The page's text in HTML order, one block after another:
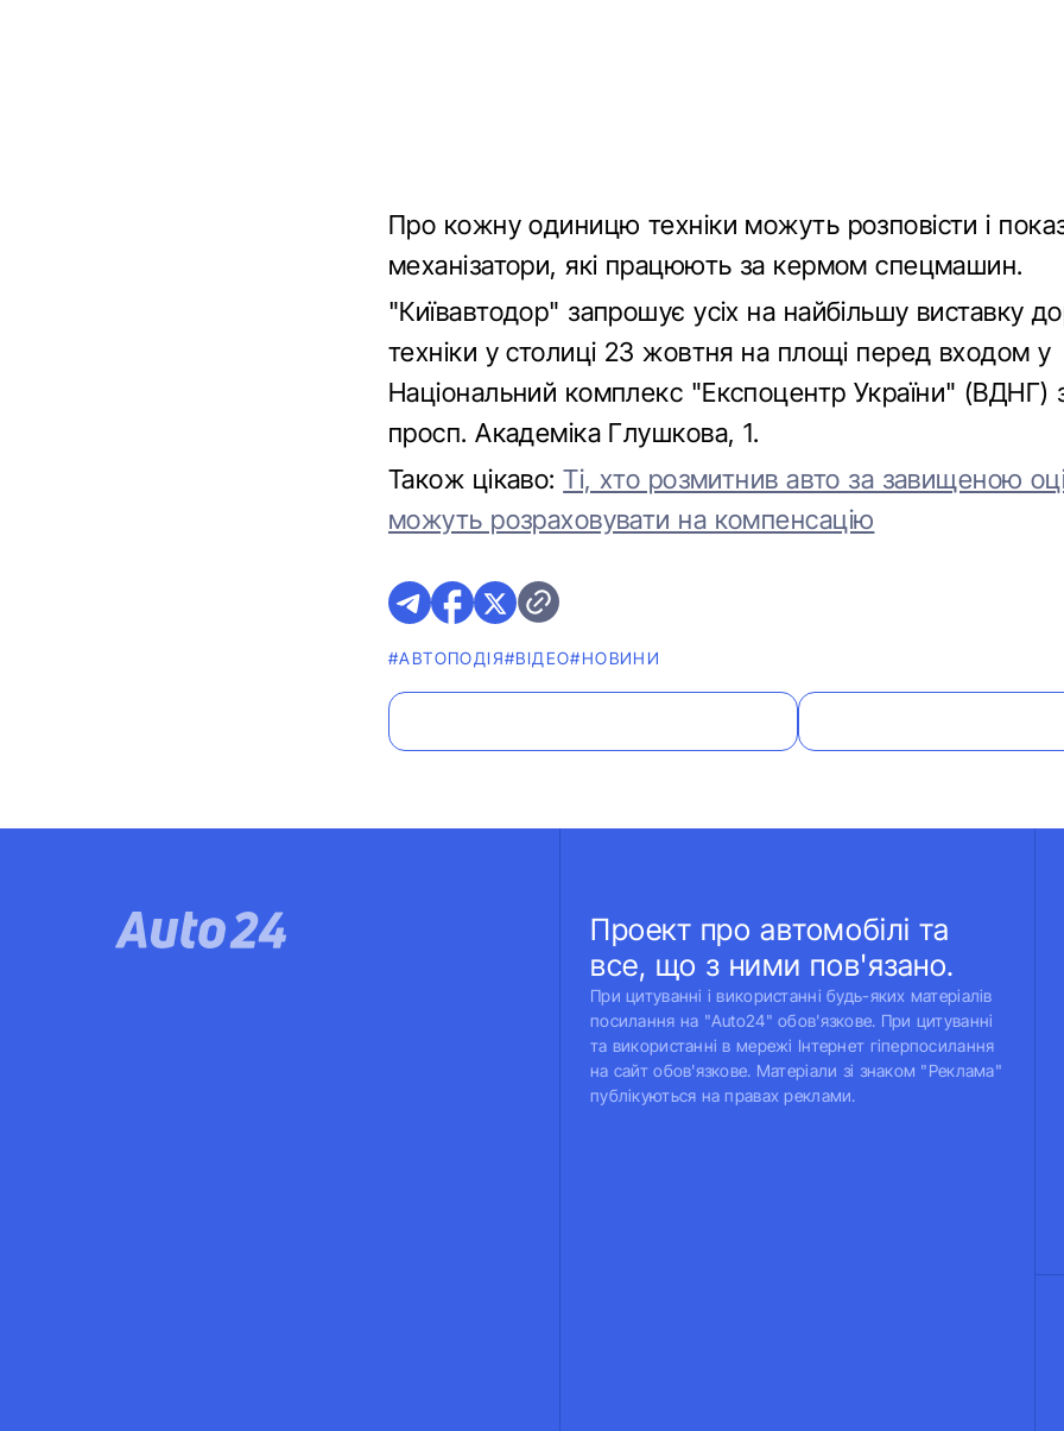
Про кожну одиницю техніки можуть розповісти і
механізатори, які працюють за кермом спецмашин.
"Київавтодор" запрошує усіх на найбільшу виставку
техніки у столиці 23 жовтня на площі перед входом у
Національний комплекс "Експоцентр України" (ВДНГ)
просп. Академіка Глушкова, 1.
Також цікаво:Ті, хто розмитнив авто за завищеною
можуть розраховувати на компенсацію
#АВТОПОДІЯ#ВІДЕО#НОВИНИ
Проект про автомобілі та
все, що з ними пов'язано.
При цитуванні і використанні будь-яких матеріалів
посилання на "Auto24" обов'язкове. При цитуванні
та використанні в мережі Інтернет гіперпосилання
на сайт обов'язкове. Матеріали зі знаком "Реклама"
публікуються на правах реклами.